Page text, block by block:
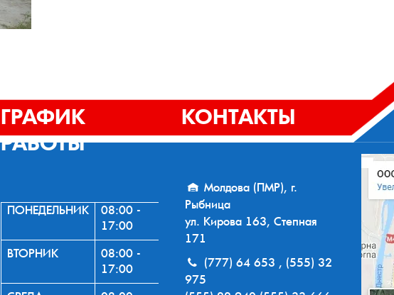
ГРАФИК
РАБОТЫ
ПОНЕДЕЛЬНИК
08:00 -
17:00
ВТОРНИК
08:00 -
17:00
КОНТАКТЫ
Молдова (ПМР), г.
Рыбница
ул. Кирова 163, Степная
171
(777) 64 653 , (555) 32
975